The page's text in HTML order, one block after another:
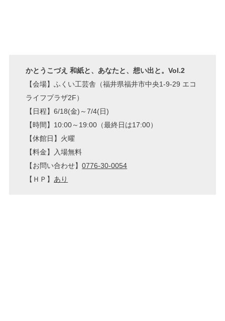
かとうこづえ 和紙と、あなたと、想い出と。Vol.2
【会場】ふくい工芸舎（福井県福井市中央1-9-29 エコ
ライフプラザ2F）
【日程】6/18(金)～7/4(日)
【時間】10:00～19:00（最終日は17:00）
【休館日】火曜
【料金】入場無料
【お問い合わせ】0776-30-0054
【ＨＰ】 あり